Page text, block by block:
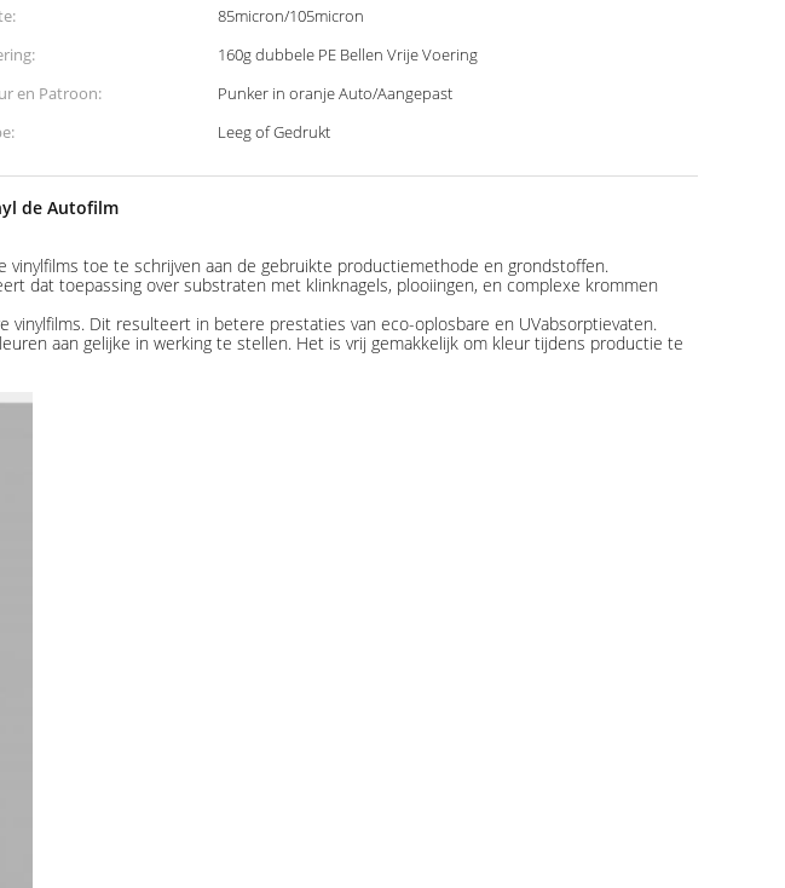
85micron/105micron
160g dubbele PE Bellen Vrije Voering
en Patroon:
Punker in oranje Auto/Aangepast
Leeg of Gedrukt
de Autofilm
toe te schrijven aan de gebruikte productiemethode en grondstoffen.
dat toepassing over substraten met klinknagels, plooiingen, en complexe krommen
Dit resulteert in betere prestaties van eco-oplosbare en UVabsorptievaten.
aan gelijke in werking te stellen. Het is vrij gemakkelijk om kleur tijdens productie te